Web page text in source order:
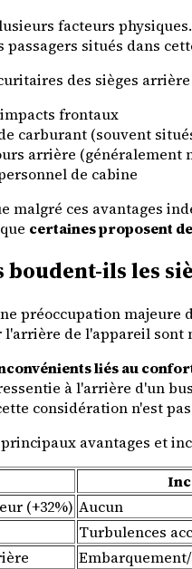
facteurs
passagers situés dans
des sièges arrière
frontaux
carburant (souvent
arrière (généralement
de cabine
malgré ces avantages
certaines proposent
boudent-ils les
préoccupation majeure
de l'appareil
liés au
à l'arrière d'un
considération n'est
avantages et
(+32%) Aucun
Turbulences